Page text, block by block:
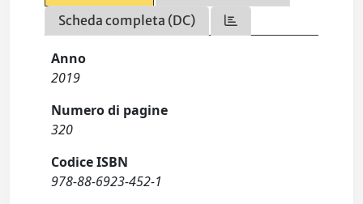
Scheda completa (DC)
Anno
2019
Numero di pagine
320
Codice ISBN
978-88-6923-452-1